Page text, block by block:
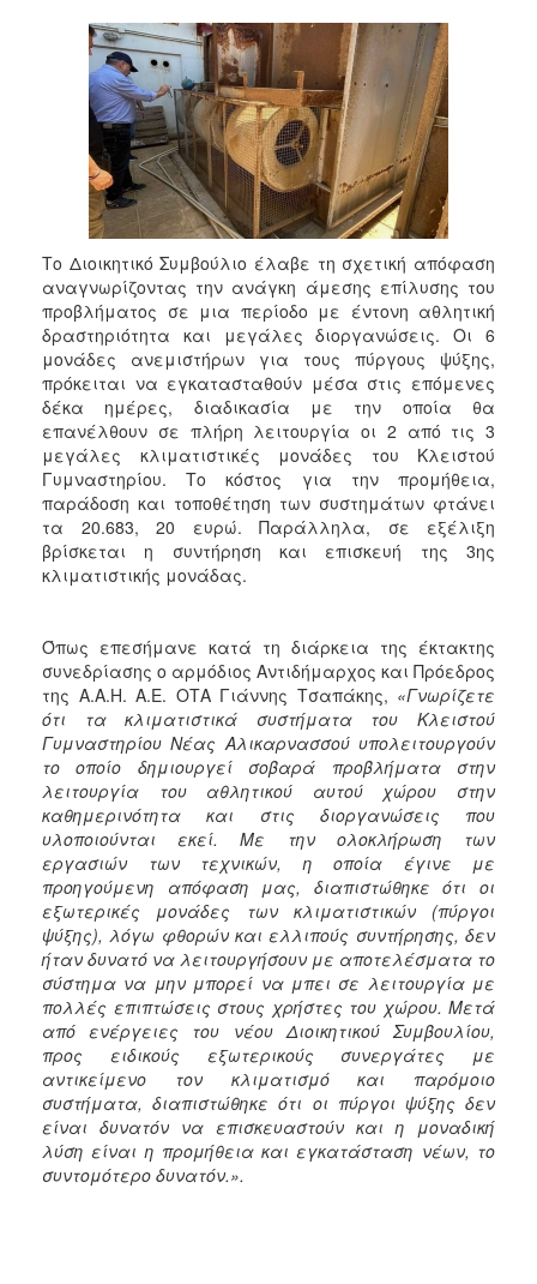
2012
2011
2010
2006
ΕΠΙΣΚΕΠΤΗΣ
ΗΡΑΚΛΕΙΟ
Το Διοικητικό Συμβούλιο έλαβε τη σχετική απόφαση
αναγνωρίζοντας την ανάγκη άμεσης επίλυσης του
προβλήματος σε μια περίοδο με έντονη αθλητική
δραστηριότητα και μεγάλες διοργανώσεις. Οι 6
μονάδες ανεμιστήρων για τους πύργους ψύξης,
πρόκειται να εγκατασταθούν μέσα στις επόμενες
δέκα ημέρες, διαδικασία με την οποία θα
επανέλθουν σε πλήρη λειτουργία οι 2 από τις 3
μεγάλες κλιματιστικές μονάδες του Κλειστού
Γυμναστηρίου. Το κόστος για την προμήθεια,
παράδοση και τοποθέτηση των συστημάτων φτάνει
τα 20.683, 20 ευρώ. Παράλληλα, σε εξέλιξη
βρίσκεται η συντήρηση και επισκευή της 3ης
κλιματιστικής μονάδας.
Όπως επεσήμανε κατά τη διάρκεια της έκτακτης
συνεδρίασης ο αρμόδιος Αντιδήμαρχος και Πρόεδρος
της Α.Α.Η. Α.Ε. ΟΤΑ Γιάννης Τσαπάκης, «Γνωρίζετε
ότι τα κλιματιστικά συστήματα του Κλειστού
Γυμναστηρίου Νέας Αλικαρνασσού υπολειτουργούν
το οποίο δημιουργεί σοβαρά προβλήματα στην
λειτουργία του αθλητικού αυτού χώρου στην
καθημερινότητα και στις διοργανώσεις που
υλοποιούνται εκεί. Με την ολοκλήρωση των
εργασιών των τεχνικών, η οποία έγινε με
προηγούμενη απόφαση μας, διαπιστώθηκε ότι οι
εξωτερικές μονάδες των κλιματιστικών (πύργοι
ψύξης), λόγω φθορών και ελλιπούς συντήρησης, δεν
ήταν δυνατό να λειτουργήσουν με αποτελέσματα το
σύστημα να μην μπορεί να μπει σε λειτουργία με
πολλές επιπτώσεις στους χρήστες του χώρου. Μετά
από ενέργειες του νέου Διοικητικού Συμβουλίου,
προς ειδικούς εξωτερικούς συνεργάτες με
αντικείμενο τον κλιματισμό και παρόμοιο
συστήματα, διαπιστώθηκε ότι οι πύργοι ψύξης δεν
είναι δυνατόν να επισκευαστούν και η μοναδική
λύση είναι η προμήθεια και εγκατάσταση νέων, το
συντομότερο δυνατόν.».